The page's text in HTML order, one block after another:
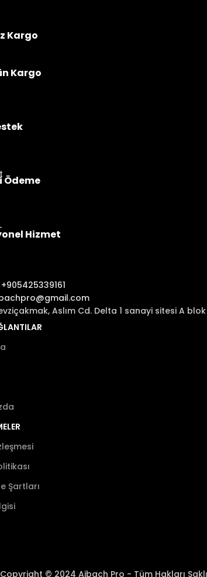
Kargo
Kargo
Ödeme
Hizmet
+905425339161
Aslım Cd. Delta 1 sanayi sitesi A
Şartları
Copyright © 2024 Aibach Pro - Tüm Hakları